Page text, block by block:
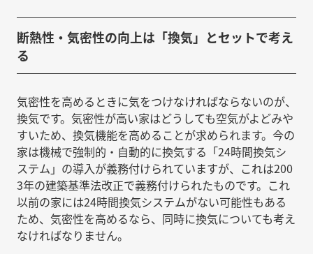
断熱性・気密性の向上は「換気」とセットで考え
る
気密性を高めるときに気をつけなければならないのが、
換気です。気密性が高い家はどうしても空気がよどみや
すいため、換気機能を高めることが求められます。今の
家は機械で強制的・自動的に換気する「24時間換気シ
ステム」の導入が義務付けられていますが、これは200
3年の建築基準法改正で義務付けられたものです。これ
以前の家には24時間換気システムがない可能性もある
ため、気密性を高めるなら、同時に換気についても考え
なければなりません。